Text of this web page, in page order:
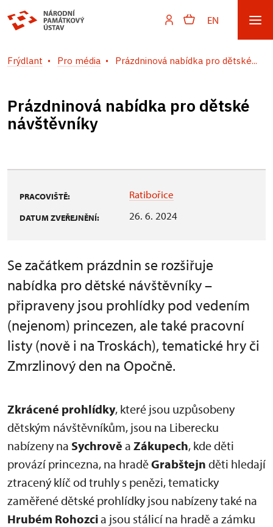
EN
Frýdlant Pro média Prázdninová nabídka pro dětské...
Prázdninová nabídka pro dětské
návštěvníky
PRACOVIŠTĚ: Ratibořice
DATUM ZVEŘEJNĚNÍ: 26. 6. 2024
Se začátkem prázdnin se rozšiřuje
nabídka pro dětské návštěvníky –
připraveny jsou prohlídky pod vedením
(nejenom) princezen, ale také pracovní
listy (nově i na Troskách), tematické hry či
Zmrzlinový den na Opočně.
Zkrácené prohlídky, které jsou uzpůsobeny
dětským návštěvníkům, jsou na Liberecku
nabízeny na Sychrově a Zákupech, kde děti
provází princezna, na hraděGrabštejn děti hledají
ztracený klíč od truhly s penězi, tematicky
zaměřené dětské prohlídky jsou nabízeny také na
Hrubém Rohozcia jsou stálicí na hradě a zámku